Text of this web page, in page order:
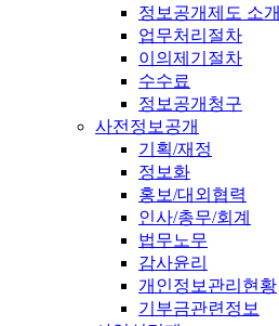
정보공개제도 소개
업무처리절차
이의제기절차
수수료
정보공개청구
사전정보공개
기획/재정
정보화
홍보/대외협력
인사/총무/회계
법무노무
감사윤리
개인정보관리현황
기부금관련정보